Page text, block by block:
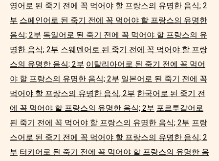
영어로 된 죽기 전에 꼭 먹어야 할 프랑스의 유명한 음식; 2
부 스페인어로 된 죽기 전에 꼭 먹어야 할 프랑스의 유명한
음식; 2부 독일어로 된 죽기 전에 꼭 먹어야 할 프랑스의 유
명한 음식; 2부 스웨덴어로 된 죽기 전에 꼭 먹어야 할 프랑
스의 유명한 음식; 2부 이탈리아어로 된 죽기 전에 꼭 먹어
야 할 프랑스의 유명한 음식; 2부 일본어로 된 죽기 전에 꼭
먹어야 할 프랑스의 유명한 음식; 2부 한국어로 된 죽기 전
에 꼭 먹어야 할 프랑스의 유명한 음식; 2부 포르투갈어로
된 죽기 전에 꼭 먹어야 할 프랑스의 유명한 음식; 2부 프랑
스어로 된 죽기 전에 꼭 먹어야 할 프랑스의 유명한 음식; 2
부 터키어로 된 죽기 전에 꼭 먹어야 할 프랑스의 유명한 음